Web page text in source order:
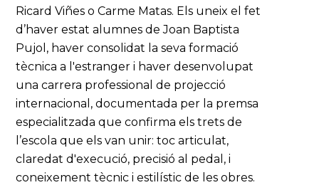
Ricard Viñes o Carme Matas. Els uneix el fet
d’haver estat alumnes de Joan Baptista
Pujol, haver consolidat la seva formació
tècnica a l'estranger i haver desenvolupat
una carrera professional de projecció
internacional, documentada per la premsa
especialitzada que confirma els trets de
l’escola que els van unir: toc articulat,
claredat d'execució, precisió al pedal, i
coneixement tècnic i estilístic de les obres.